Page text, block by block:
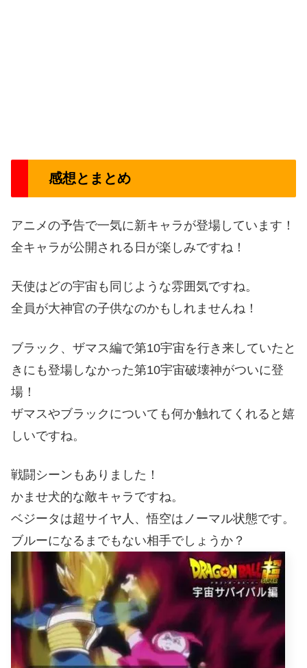
感想とまとめ
アニメの予告で一気に新キャラが登場しています！
全キャラが公開される日が楽しみですね！
天使はどの宇宙も同じような雰囲気ですね。
全員が大神官の子供なのかもしれませんね！
ブラック、ザマス編で第10宇宙を行き来していたと
きにも登場しなかった第10宇宙破壊神がついに登
場！
ザマスやブラックについても何か触れてくれると嬉
しいですね。
戦闘シーンもありました！
かませ犬的な敵キャラですね。
ベジータは超サイヤ人、悟空はノーマル状態です。
ブルーになるまでもない相手でしょうか？